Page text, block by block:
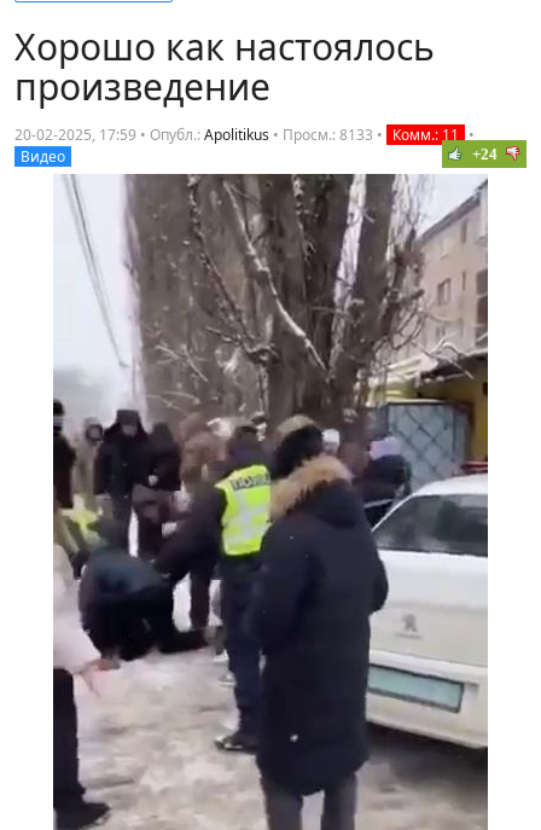
Хорошо как настоялось
произведение
20-02-2025, 17:59 • Опубл.:Apolitikus • Просм.: 8133 • Комм.: 11
•
Видео
+24